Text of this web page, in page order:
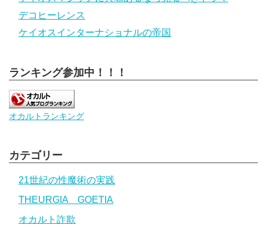
デコヒーレンス
ケイオスインターナショナルの帝国
ランキング参加中！！！
オカルトランキング
カテゴリー
21世紀の性魔術の実践
THEURGIA GOETIA
オカルト詐欺